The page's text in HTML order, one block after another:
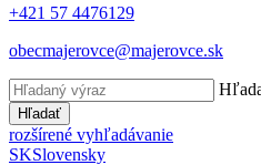
+421 57 4476129
obecmajerovce@majerovce.sk
Hľadať
rozšírené vyhľadávanie
SKSlovensky